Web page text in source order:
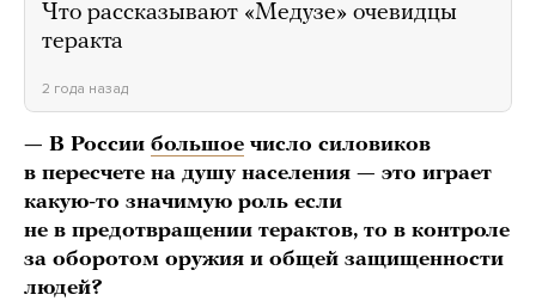
Что рассказывают «Медузе» очевидцы
теракта
2 года назад
— В России большое число силовиков
в пересчете на душу населения — это играет
какую-то значимую роль если
не в предотвращении терактов, то в контроле
за оборотом оружия и общей защищенности
людей?